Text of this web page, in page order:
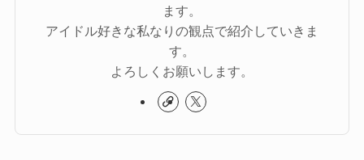
ます。
アイドル好きな私なりの観点で紹介していきま
す。
よろしくお願いします。